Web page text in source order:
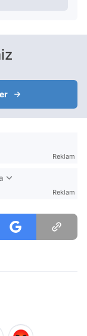
Reklam
Reklam